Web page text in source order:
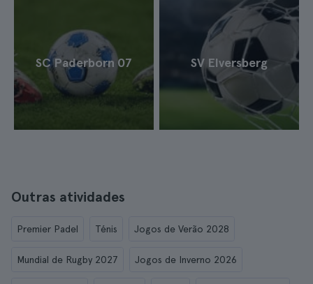
SC Paderborn 07 SV Elversberg
Outras atividades
Premier Padel Ténis Jogos de Verão 2028
Mundial de Rugby 2027 Jogos de Inverno 2026